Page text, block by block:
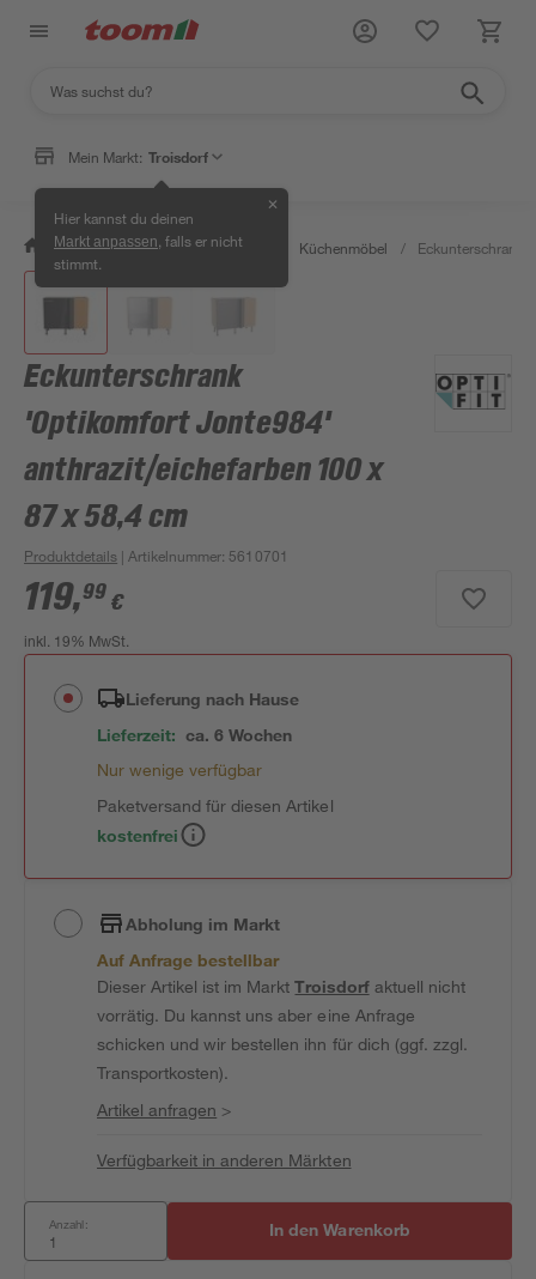
Mein Markt: Troisdorf
Hier kannst du deinen
Markt anpassen , falls er nicht
stimmt.
✕
/ Wohnen & Haushalt / Küche Küchenmöbel / Eckunterschrank
Eckunterschrank
'Optikomfort Jonte984'
anthrazit/eichefarben 100 x
87 x 58,4 cm
Produktdetails | Artikelnummer: 5610701
119,99 €
inkl. 19% MwSt.
Lieferung nach Hause
Lieferzeit: ca. 6 Wochen
Nur wenige verfügbar
Paketversand für diesen Artikel
kostenfrei
Abholung im Markt
Auf Anfrage bestellbar
Dieser Artikel ist im MarktTroisdorfaktuell nicht
vorrätig. Du kannst uns aber eine Anfrage
schicken und wir bestellen ihn für dich (ggf. zzgl.
Transportkosten).
Artikel anfragen >
Verfügbarkeit in anderen Märkten
Anzahl: In den Warenkorb